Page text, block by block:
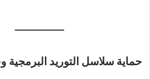
حماية سلاسل التوريد البرمجية